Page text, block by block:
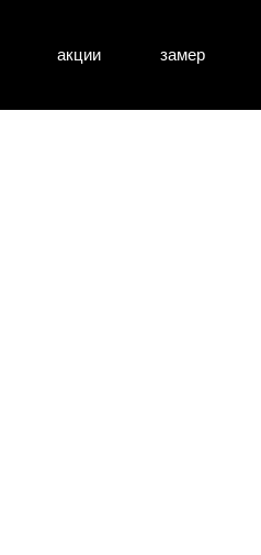
акции замер